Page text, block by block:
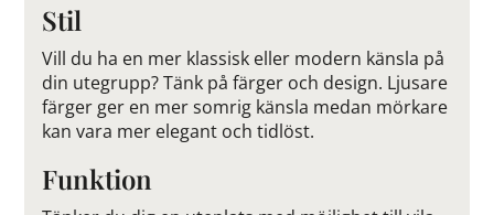
Stil
Vill du ha en mer klassisk eller modern känsla på
din utegrupp? Tänk på färger och design. Ljusare
färger ger en mer somrig känsla medan mörkare
kan vara mer elegant och tidlöst.
Funktion